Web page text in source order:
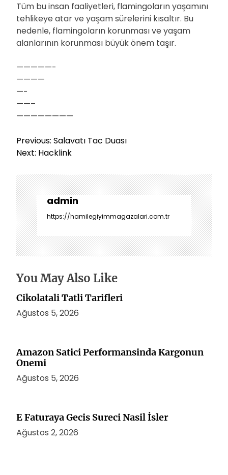
Tüm bu insan faaliyetleri, flamingoların yaşamını
tehlikeye atar ve yaşam sürelerini kısaltır. Bu
nedenle, flamingoların korunması ve yaşam
alanlarının korunması büyük önem taşır.
—————-
————
—-
——–
————————
Y
a
ı
g
e
z
i
n
m
s
i
Previous: Salavatı Tac Duası
Next: Hacklink
admin
https://hamilegiyimmagazalari.com.tr
You May Also Like
Cikolatali Tatli Tarifleri
Ağustos 5, 2026
Amazon Satici Performansinda Kargonun
Onemi
Ağustos 5, 2026
E Faturaya Gecis Sureci Nasil İsler
Ağustos 2, 2026